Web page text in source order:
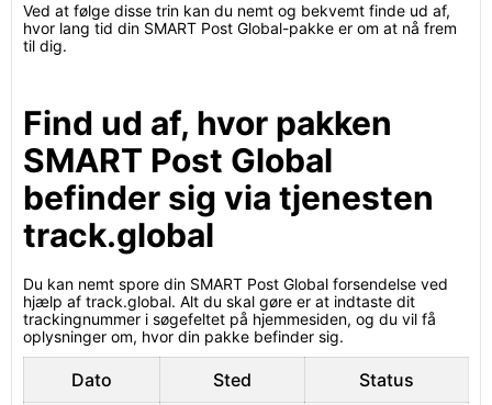
Ved at følge disse trin kan du nemt og bekvemt finde ud af,
hvor lang tid din SMART Post Global-pakke er om at nå frem
til dig.
Find ud af, hvor pakken
SMART Post Global
befinder sig via tjenesten
track.global
Du kan nemt spore din SMART Post Global forsendelse ved
hjælp af track.global. Alt du skal gøre er at indtaste dit
trackingnummer i søgefeltet på hjemmesiden, og du vil få
oplysninger om, hvor din pakke befinder sig.
Dato Sted Status